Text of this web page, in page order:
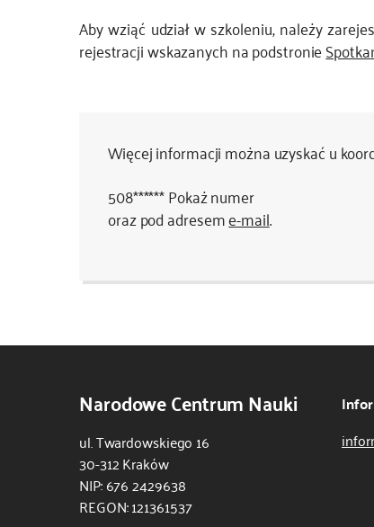
Aby wziąć udział w szkoleniu, należy
rejestracji wskazanych na podstronie
Więcej informacji można uzyskać u
508******Pokaż numer
oraz pod adreseme-mail.
Narodowe Centrum Nauki
ul. Twardowskiego 16
30-312 Kraków
NIP: 676 2429638
REGON: 121361537